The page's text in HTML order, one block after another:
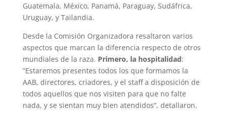
Guatemala, México, Panamá, Paraguay, Sudáfrica,
Uruguay, y Tailandia.
Desde la Comisión Organizadora resaltaron varios
aspectos que marcan la diferencia respecto de otros
mundiales de la raza. Primero, la hospitalidad:
“Estaremos presentes todos los que formamos la
AAB, directores, criadores, y el staff a disposición de
todos aquellos que nos visiten para que no falte
nada, y se sientan muy bien atendidos”, detallaron.